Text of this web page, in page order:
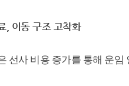
, 이동 구조 고착화
선사 비용 증가를 통해 운